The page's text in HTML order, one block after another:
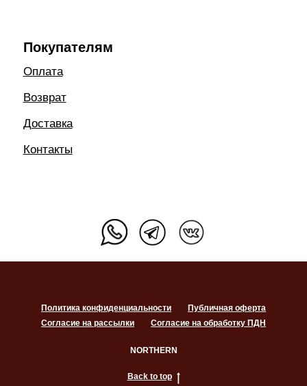
Политика конфиденциальности
Публичная оферта
Согласие на рассылки
Согласие на обработку ПДН
NORTHERN
Back to top